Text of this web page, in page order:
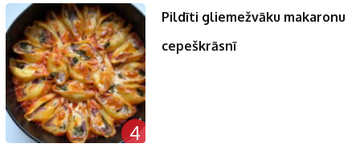
4
Pildīti gliemežvāku makaronu
cepeškrāsnī